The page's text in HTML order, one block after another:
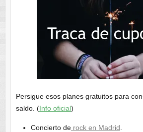
Persigue esos planes gratuitos para
saldo. (Info oficial)
Concierto derock en Madrid